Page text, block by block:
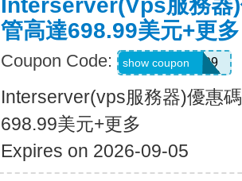
Interserver(vps服務器
管高達698.99美元+更多
Coupon Code: WELCOME999
show coupon
Interserver(vps服務器)優惠
698.99美元+更多
Expires on 2026-09-05